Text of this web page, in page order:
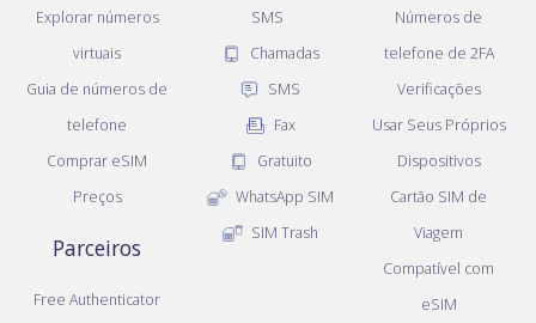
Explorar números
virtuais
Guia de números de
telefone
Comprar eSIM
Preços
Parceiros
Free Authenticator
SMS
Chamadas
SMS
Fax
Gratuito
WhatsApp SIM
SIM Trash
Números de
telefone de 2FA
Verificações
Usar Seus Próprios
Dispositivos
Cartão SIM de
Viagem
Compatível com
eSIM